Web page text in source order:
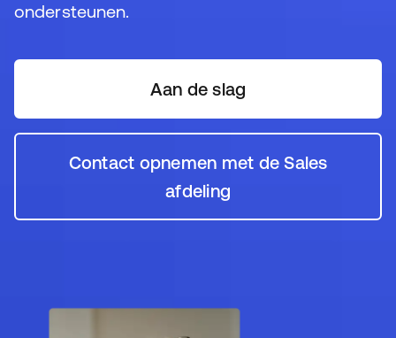
ondersteunen.
Aan de slag
Contact opnemen met de Sales
afdeling